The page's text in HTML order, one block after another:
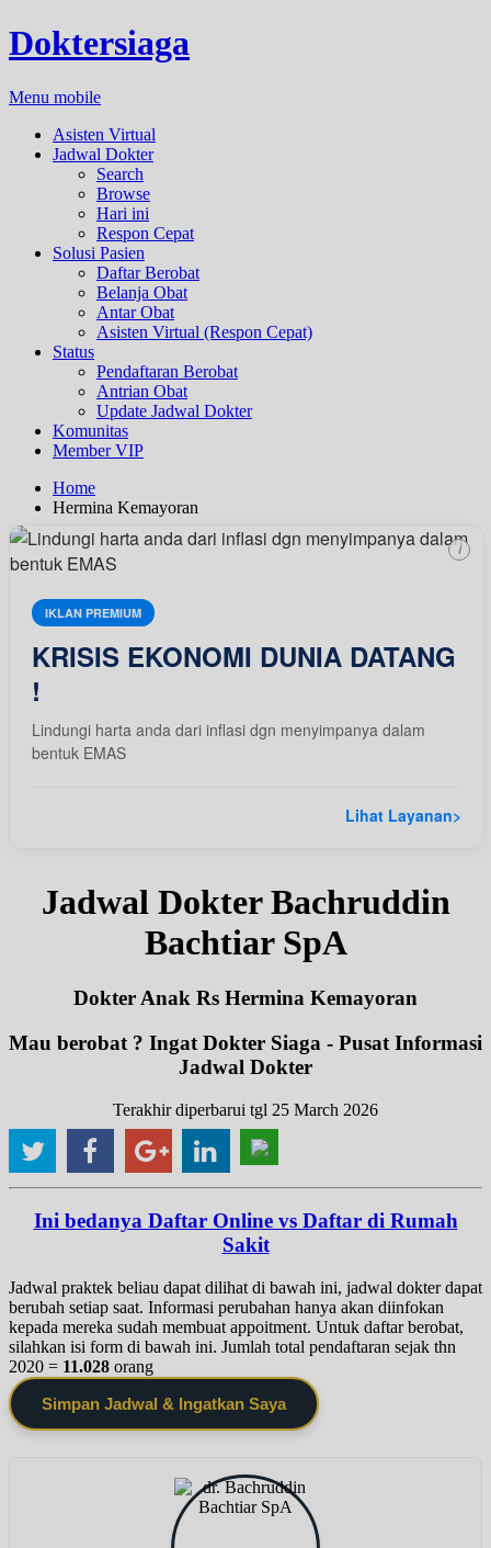
Doktersiaga
Menu mobile
Asisten Virtual
Jadwal Dokter
Search
Browse
Hari ini
Respon Cepat
Solusi Pasien
Daftar Berobat
Belanja Obat
Antar Obat
Asisten Virtual (Respon Cepat)
Status
Pendaftaran Berobat
Antrian Obat
Update Jadwal Dokter
Komunitas
Member VIP
Home
Hermina Kemayoran
IKLAN PREMIUM
KRISIS EKONOMI DUNIA DATANG
!
Lindungi harta anda dari inflasi dgn menyimpanya dalam
bentuk EMAS
Lihat Layanan>
i
Jadwal Dokter Bachruddin
Bachtiar SpA
Dokter Anak Rs Hermina Kemayoran
Mau berobat ? Ingat Dokter Siaga - Pusat Informasi
Jadwal Dokter
Terakhir diperbarui tgl 25 March 2026
Ini bedanya Daftar Online vs Daftar di Rumah
Sakit
Jadwal praktek beliau dapat dilihat di bawah ini, jadwal dokter dapat
berubah setiap saat. Informasi perubahan hanya akan diinfokan
kepada mereka sudah membuat appoitment. Untuk daftar berobat,
silahkan isi form di bawah ini. Jumlah total pendaftaran sejak thn
2020 = 11.028 orang
Simpan Jadwal & Ingatkan Saya